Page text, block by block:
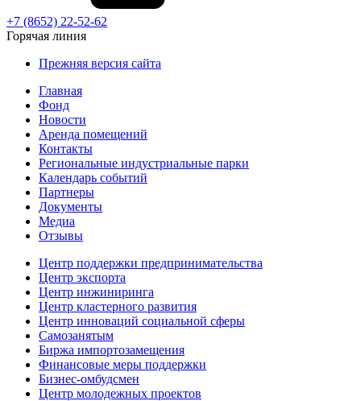
+7 (8652) 22-52-62
Горячая линия
Прежняя версия сайта
Главная
Фонд
Новости
Аренда помещений
Контакты
Региональные индустриальные парки
Календарь событий
Партнеры
Документы
Медиа
Отзывы
Центр поддержки предпринимательства
Центр экспорта
Центр инжиниринга
Центр кластерного развития
Центр инноваций социальной сферы
Cамозанятым
Биржа импортозамещения
Финансовые меры поддержки
Бизнес-омбудсмен
Центр молодежных проектов